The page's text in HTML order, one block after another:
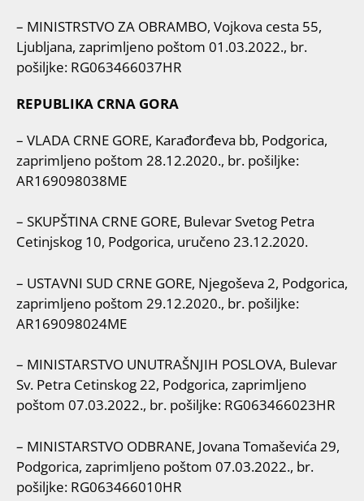
– MINISTRSTVO ZA OBRAMBO, Vojkova cesta 55,
Ljubljana, zaprimljeno poštom 01.03.2022., br.
pošiljke: RG063466037HR
REPUBLIKA CRNA GORA
– VLADA CRNE GORE, Karađorđeva bb, Podgorica,
zaprimljeno poštom 28.12.2020., br. pošiljke:
AR169098038ME
– SKUPŠTINA CRNE GORE, Bulevar Svetog Petra
Cetinjskog 10, Podgorica, uručeno 23.12.2020.
– USTAVNI SUD CRNE GORE, Njegoševa 2, Podgorica,
zaprimljeno poštom 29.12.2020., br. pošiljke:
AR169098024ME
– MINISTARSTVO UNUTRAŠNJIH POSLOVA, Bulevar
Sv. Petra Cetinskog 22, Podgorica, zaprimljeno
poštom 07.03.2022., br. pošiljke: RG063466023HR
– MINISTARSTVO ODBRANE, Jovana Tomaševića 29,
Podgorica, zaprimljeno poštom 07.03.2022., br.
pošiljke: RG063466010HR